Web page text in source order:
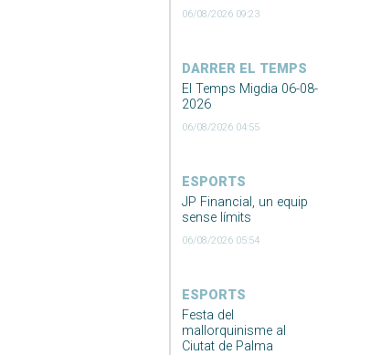
06/08/2026 09:23
DARRER EL TEMPS
El Temps Migdia 06-08-
2026
06/08/2026 04:55
ESPORTS
JP Financial, un equip
sense límits
06/08/2026 05:54
ESPORTS
Festa del
mallorquinisme al
Ciutat de Palma